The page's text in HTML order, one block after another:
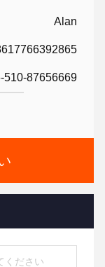
Alan
510-87656669